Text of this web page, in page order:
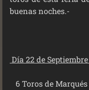
buenas
Día 22 de Septiembre
6 Toros de